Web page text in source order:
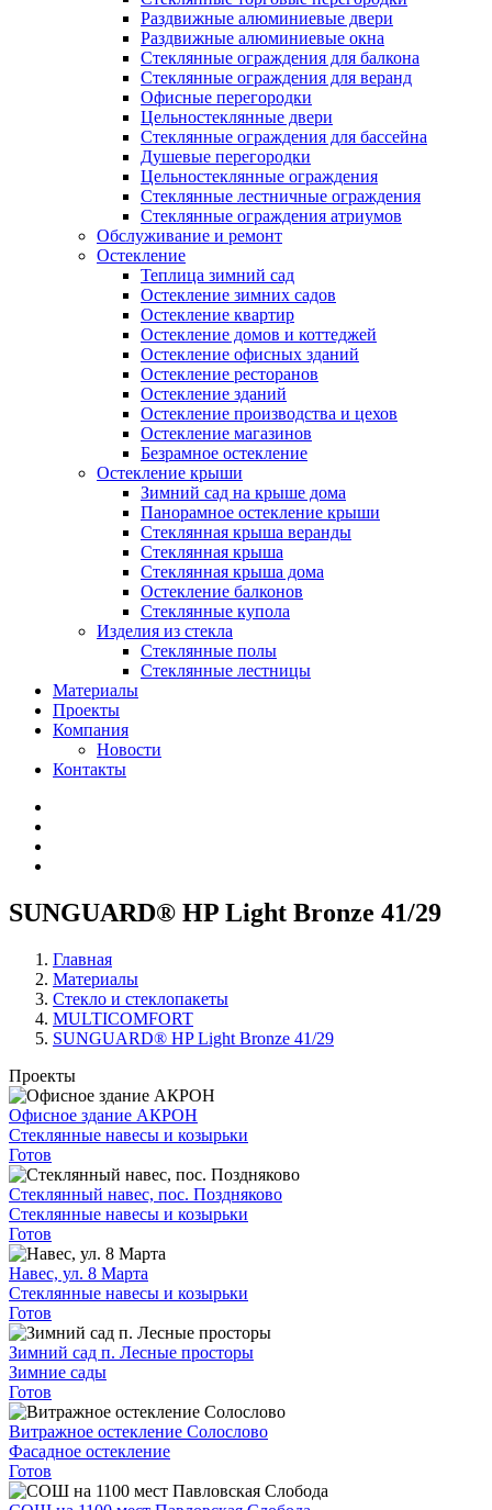
Раздвижные алюминиевые двери
Раздвижные алюминиевые окна
Стеклянные ограждения для балкона
Стеклянные ограждения для веранд
Офисные перегородки
Цельностеклянные двери
Стеклянные ограждения для бассейна
Душевые перегородки
Цельностеклянные ограждения
Стеклянные лестничные ограждения
Стеклянные ограждения атриумов
Обслуживание и ремонт
Остекление
Теплица зимний сад
Остекление зимних садов
Остекление квартир
Остекление домов и коттеджей
Остекление офисных зданий
Остекление ресторанов
Остекление зданий
Остекление производства и цехов
Остекление магазинов
Безрамное остекление
Остекление крыши
Зимний сад на крыше дома
Панорамное остекление крыши
Стеклянная крыша веранды
Стеклянная крыша
Стеклянная крыша дома
Остекление балконов
Стеклянные купола
Изделия из стекла
Стеклянные полы
Стеклянные лестницы
Материалы
Проекты
Компания
Новости
Контакты
SUNGUARD® HP Light Bronze 41/29
Главная
Материалы
Стекло и стеклопакеты
MULTICOMFORT
SUNGUARD® HP Light Bronze 41/29
Проекты
Офисное здание АКРОН
Стеклянные навесы и козырьки
Готов
Стеклянный навес, пос. Поздняково
Стеклянные навесы и козырьки
Готов
Навес, ул. 8 Марта
Стеклянные навесы и козырьки
Готов
Зимний сад п. Лесные просторы
Зимние сады
Готов
Витражное остекление Солослово
Фасадное остекление
Готов